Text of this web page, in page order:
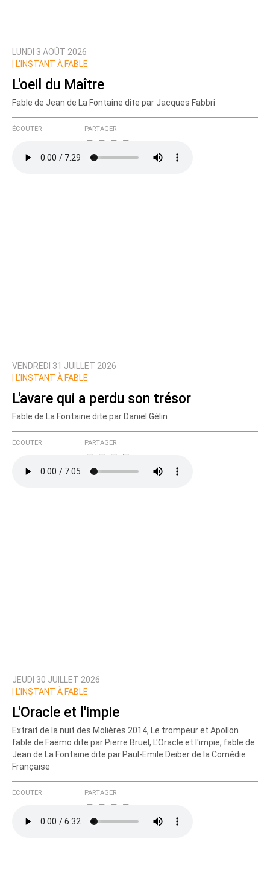
LUNDI 3 AOÛT 2026
L’INSTANT À FABLE
L'oeil du Maître
Fable de Jean de La Fontaine dite par Jacques Fabbri
ÉCOUTER PARTAGER
VENDREDI 31 JUILLET 2026
L’INSTANT À FABLE
L'avare qui a perdu son trésor
Fable de La Fontaine dite par Daniel Gélin
ÉCOUTER PARTAGER
JEUDI 30 JUILLET 2026
L’INSTANT À FABLE
L'Oracle et l'impie
Extrait de la nuit des Molières 2014, Le trompeur et Apollon
fable de Faëmo dite par Pierre Bruel, L'Oracle et l'impie, fable de
Jean de La Fontaine dite par Paul-Emile Deiber de la Comédie
Française
ÉCOUTER PARTAGER